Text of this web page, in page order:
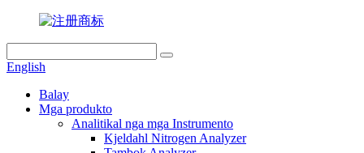
English
Balay
Mga produkto
Analitikal nga mga Instrumento
Kjeldahl Nitrogen Analyzer